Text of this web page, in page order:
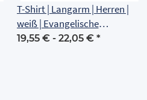
T-Shirt | Langarm | Herren |
weiß | Evangelische
Grundschule Erfurt
19,55 € - 22,05 € *